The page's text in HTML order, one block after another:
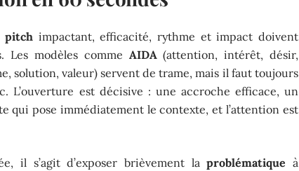
pitchimpactant, efficacité, rythme et impact doivent
Les modèles comme AIDA(attention, intérêt, désir,
solution, valeur) servent de trame, mais il faut toujours
L’ouverture est décisive : une accroche efficace, un
qui pose immédiatement le contexte, et l’attention est
il s’agit d’exposer brièvement laproblématique à